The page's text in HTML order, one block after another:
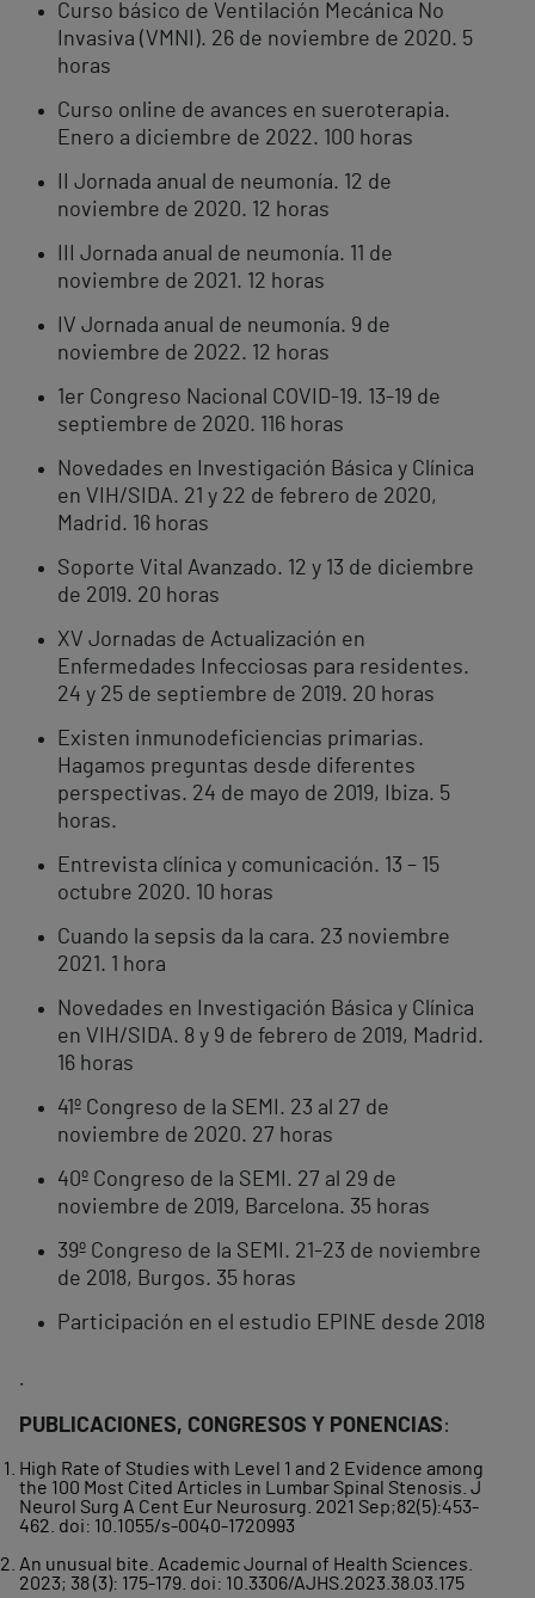
Curso básico de Ventilación Mecánica No
Invasiva (VMNI). 26 de noviembre de 2020. 5
horas
Curso online de avances en sueroterapia.
Enero a diciembre de 2022. 100 horas
II Jornada anual de neumonía. 12 de
noviembre de 2020. 12 horas
III Jornada anual de neumonía. 11 de
noviembre de 2021. 12 horas
IV Jornada anual de neumonía. 9 de
noviembre de 2022. 12 horas
1er Congreso Nacional COVID-19. 13-19 de
septiembre de 2020. 116 horas
Novedades en Investigación Básica y Clínica
en VIH/SIDA. 21 y 22 de febrero de 2020,
Madrid. 16 horas
Soporte Vital Avanzado. 12 y 13 de diciembre
de 2019. 20 horas
XV Jornadas de Actualización en
Enfermedades Infecciosas para residentes.
24 y 25 de septiembre de 2019. 20 horas
Existen inmunodeficiencias primarias.
Hagamos preguntas desde diferentes
perspectivas. 24 de mayo de 2019, Ibiza. 5
horas.
Entrevista clínica y comunicación. 13 – 15
octubre 2020. 10 horas
Cuando la sepsis da la cara. 23 noviembre
2021. 1 hora
Novedades en Investigación Básica y Clínica
en VIH/SIDA. 8 y 9 de febrero de 2019, Madrid.
16 horas
41º Congreso de la SEMI. 23 al 27 de
noviembre de 2020. 27 horas
40º Congreso de la SEMI. 27 al 29 de
noviembre de 2019, Barcelona. 35 horas
39º Congreso de la SEMI. 21-23 de noviembre
de 2018, Burgos. 35 horas
Participación en el estudio EPINE desde 2018
.
PUBLICACIONES, CONGRESOS Y PONENCIAS:
High Rate of Studies with Level 1 and 2 Evidence among
the 100 Most Cited Articles in Lumbar Spinal Stenosis. J
Neurol Surg A Cent Eur Neurosurg. 2021 Sep;82(5):453-
462. doi: 10.1055/s-0040-1720993
An unusual bite. Academic Journal of Health Sciences.
2023; 38 (3): 175-179. doi: 10.3306/AJHS.2023.38.03.175